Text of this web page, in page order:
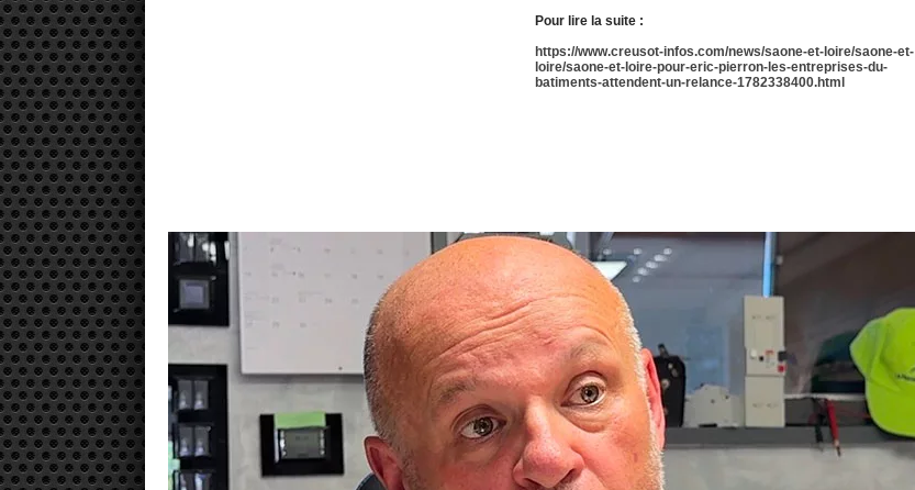
Pour lire la suite :
https://www.creusot-infos.com/news/saone-et-loire/saone-et-
loire/saone-et-loire-pour-eric-pierron-les-entreprises-du-
batiments-attendent-un-relance-1782338400.html